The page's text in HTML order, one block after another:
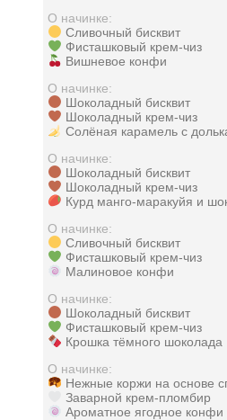
О начинке:
Сливочный бисквит
Фисташковый крем-чиз
Вишневое конфи
О начинке:
Шоколадный бисквит
Шоколадный крем-чиз
Солёная карамель с
О начинке:
Шоколадный бисквит
Шоколадный крем-чиз
Курд манго-маракуйя и
О начинке:
Сливочный бисквит
Фисташковый крем-чиз
Малиновое конфи
О начинке:
Шоколадный бисквит
Фисташковый крем-чиз
Крошка тёмного шоколада
О начинке:
Нежные коржи на основе
Заварной крем-пломбир
Ароматное ягодное конфи